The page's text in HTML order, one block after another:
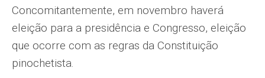
Concomitantemente, em novembro haverá
eleição para a presidência e Congresso, eleição
que ocorre com as regras da Constituição
pinochetista.